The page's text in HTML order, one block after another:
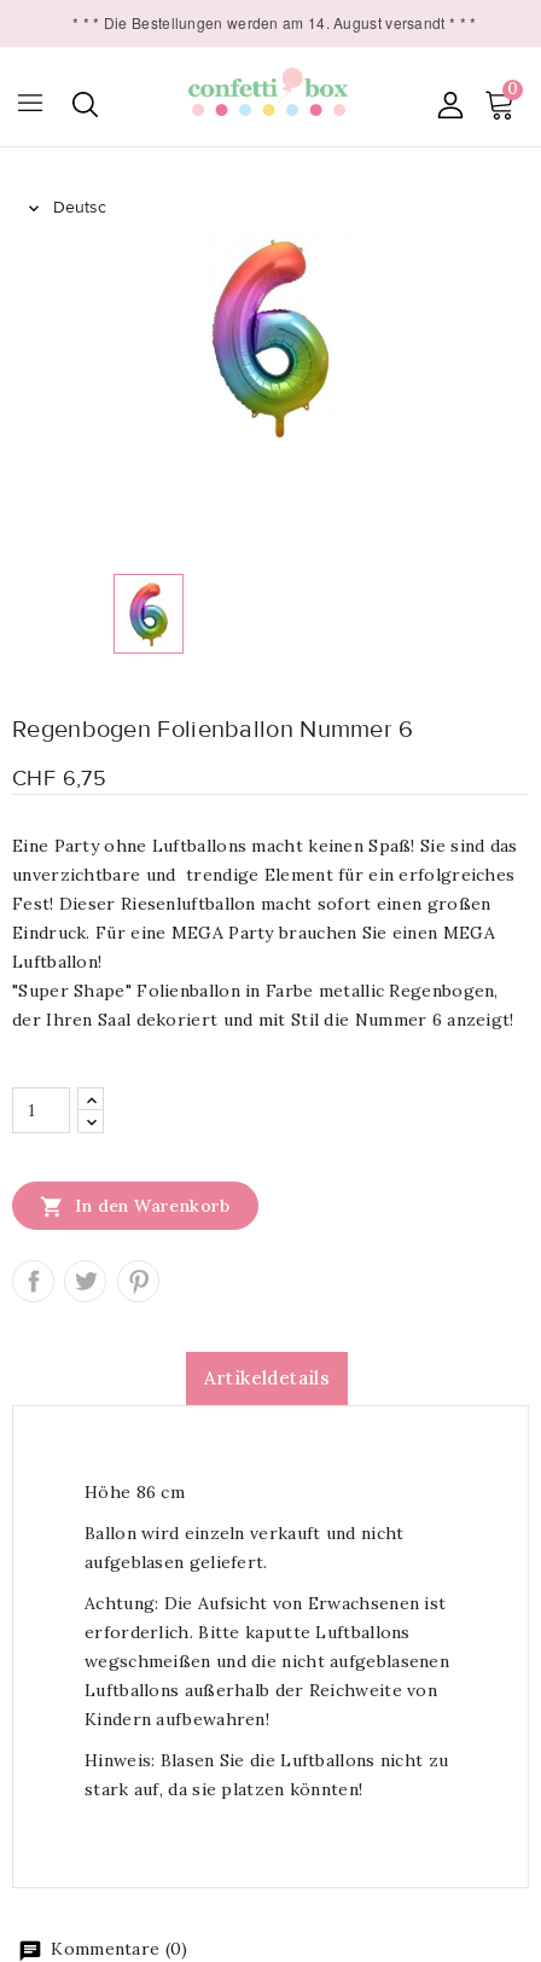
* * * Die Bestellungen werden am 14. August versandt * * *
0

Regenbogen Folienballon Nummer 6
CHF 6,75
Eine Party ohne Luftballons macht keinen Spaß! Sie sind das
unverzichtbare und trendige Element für ein erfolgreiches
Fest! Dieser Riesenluftballon macht sofort einen großen
Eindruck. Für eine MEGA Party brauchen Sie einen MEGA
Luftballon!
"Super Shape" Folienballon in Farbe metallic Regenbogen,
der Ihren Saal dekoriert und mit Stil die Nummer 6 anzeigt!
 In den Warenkorb
Artikeldetails
Höhe 86 cm
Ballon wird einzeln verkauft und nicht
aufgeblasen geliefert.
Achtung: Die Aufsicht von Erwachsenen ist
erforderlich. Bitte kaputte Luftballons
wegschmeißen und die nicht aufgeblasenen
Luftballons außerhalb der Reichweite von
Kindern aufbewahren!
Hinweis: Blasen Sie die Luftballons nicht zu
stark auf, da sie platzen könnten!
Kommentare (0)